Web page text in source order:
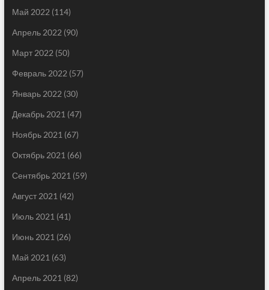
Май 2022 (114)
Апрель 2022 (90)
Март 2022 (50)
Февраль 2022 (57)
Январь 2022 (30)
Декабрь 2021 (47)
Ноябрь 2021 (67)
Октябрь 2021 (66)
Сентябрь 2021 (59)
Август 2021 (42)
Июль 2021 (41)
Июнь 2021 (26)
Май 2021 (63)
Апрель 2021 (82)